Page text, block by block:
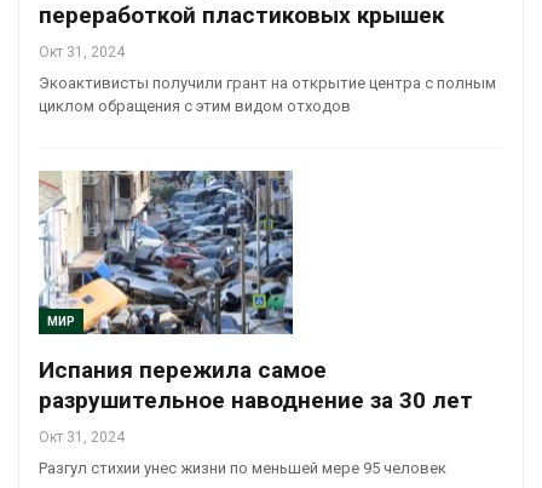
переработкой пластиковых крышек
Окт 31, 2024
Экоактивисты получили грант на открытие центра с полным
циклом обращения с этим видом отходов
МИР
Испания пережила самое
разрушительное наводнение за 30 лет
Окт 31, 2024
Разгул стихии унес жизни по меньшей мере 95 человек